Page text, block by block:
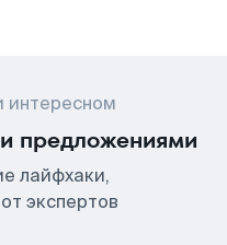
интересном
предложениями
лайфхаки,
экспертов